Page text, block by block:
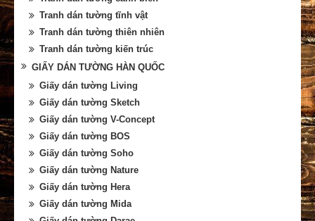
Tranh dán tường tĩnh vật
Tranh dán tường thiên nhiên
Tranh dán tường kiến trúc
GIẤY DÁN TƯỜNG HÀN QUỐC
Giấy dán tường Living
Giấy dán tường Sketch
Giấy dán tường V-Concept
Giấy dán tường BOS
Giấy dán tường Soho
Giấy dán tường Nature
Giấy dán tường Hera
Giấy dán tường Mida